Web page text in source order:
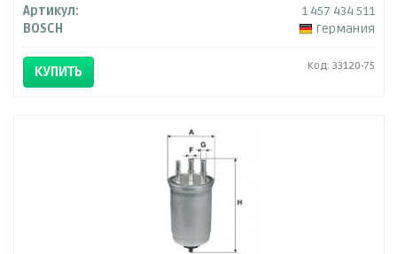
Артикул:
1 457 434 511
BOSCH
Германия
КУПИТЬ Код: 33120-75